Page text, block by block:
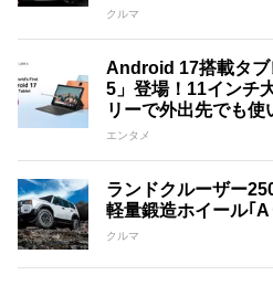
クルマ
Android 17搭載タ
5」登場！11インチ
リーで外出先でも使
エンタメ
ランドクルーザー
軽量鍛造ホイール｢
クルマ